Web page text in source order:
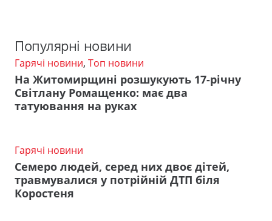
Популярні новини
Гарячі новини, Топ новини
На Житомирщині розшукують 17-річну
Світлану Ромащенко: має два
татуювання на руках
Гарячі новини
Семеро людей, серед них двоє дітей,
травмувалися у потрійній ДТП біля
Коростеня